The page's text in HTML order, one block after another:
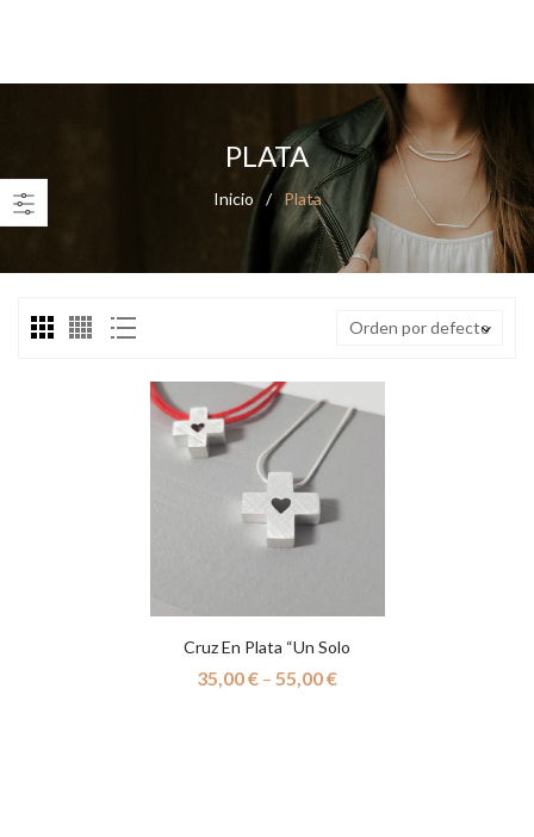
PLATA
Inicio / Plata
Orden por defecto
Cruz En Plata “un Solo
Corazón”
35,00€ – 55,00€